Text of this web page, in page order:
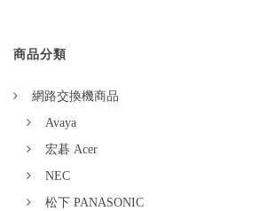
商品分類
網路交換機商品
Avaya
宏碁 Acer
NEC
松下 PANASONIC